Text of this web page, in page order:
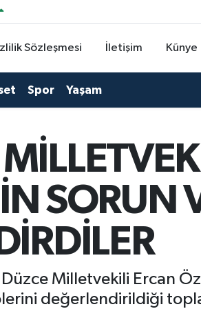
Sözleşmesi İletişim Künye
Spor Yaşam
SORUN
Düzce Milletvekili Ercan
değerlendirildiği